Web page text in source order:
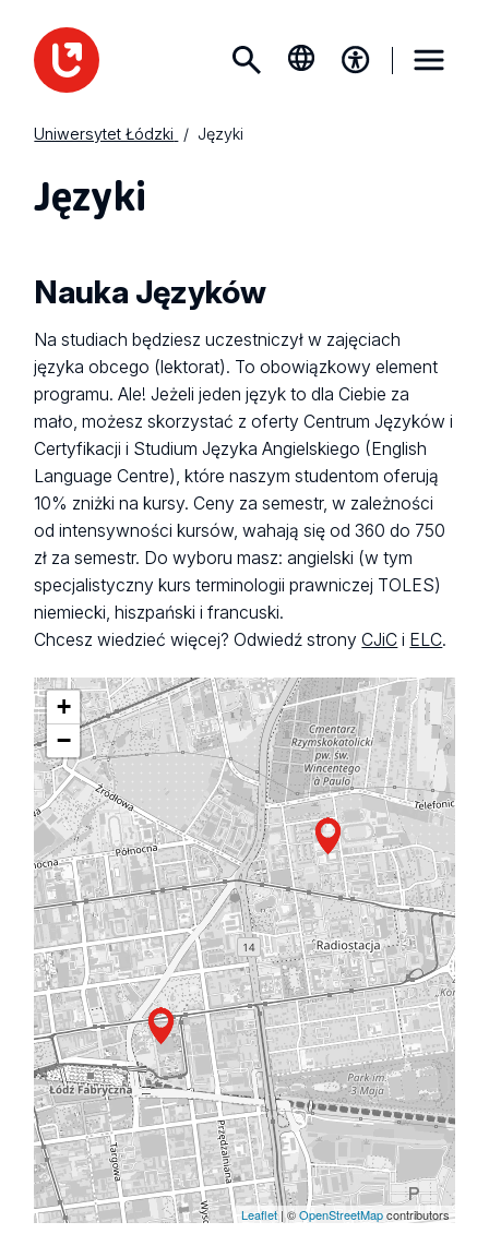
Uniwersytet Łódzki Języki
Języki
Nauka Języków
Na studiach będziesz uczestniczył w zajęciach
języka obcego (lektorat). To obowiązkowy element
programu. Ale! Jeżeli jeden język to dla Ciebie za
mało, możesz skorzystać z oferty Centrum Języków i
Certyfikacji i Studium Języka Angielskiego (English
Language Centre), które naszym studentom oferują
10% zniżki na kursy. Ceny za semestr, w zależności
od intensywności kursów, wahają się od 360 do 750
zł za semestr. Do wyboru masz: angielski (w tym
specjalistyczny kurs terminologii prawniczej TOLES)
niemiecki, hiszpański i francuski.
Chcesz wiedzieć więcej? Odwiedź stronyCJiC i ELC.
+
−
Leaflet| ©OpenStreetMapcontributors